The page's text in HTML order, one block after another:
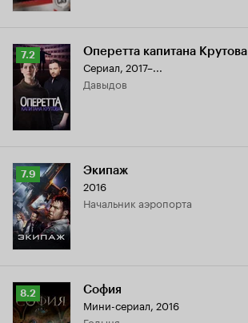
Рейтинг
Кинопоиска
7.2
7.2 Оперетта капитана Крутова
Сериал, 2017–...
Давыдов
Рейтинг
Кинопоиска
7.9
7.9 Экипаж
2016
начальник аэропорта
Рейтинг
Кинопоиска
8.2 София
Мини-сериал, 2016